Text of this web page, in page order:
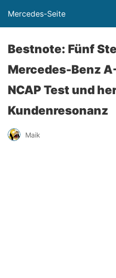
Mercedes-Seite
Bestnote: Fünf
Mercedes-Benz
NCAP Test und
Kundenresonanz
Maik